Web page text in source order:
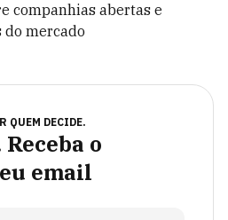
companhias abertas e
do mercado
QUEM DECIDE.
o
email